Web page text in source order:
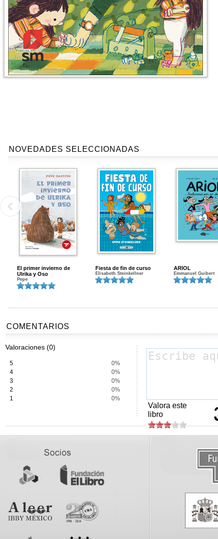
NOVEDADES SELECCIONADAS
El primer invierno de
Ulrika y Oso
Pepe
Fiesta de fin de curso
Elisabeth Steinkellner
ARIOL
Emmanuel Guibert
COMENTARIOS
Valoraciones (0)
5
0%
4
0%
3
0%
2
0%
1
0%
Valora este
libro